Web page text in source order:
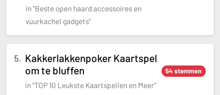
in "Beste open haard accessoires en
vuurkachel gadgets"
Kakkerlakkenpoker Kaartspel
om te bluffen
in "TOP 10 Leukste Kaartspellen en Meer"
54 stemmen